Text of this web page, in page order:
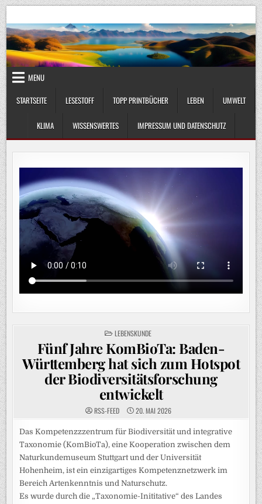
Skip
to
content
UmweltKlima.com
MENU
STARTSEITE
LESESTOFF TOPP PRINTBÜCHER LEBEN UMWELT
KLIMA WISSENSWERTES IMPRESSUM UND DATENSCHUTZ
POSTED
IN
LEBENSKUNDE
Fünf Jahre KomBioTa: Baden-
Württemberg hat sich zum Hotspot
der Biodiversitätsforschung
entwickelt
RSS-FEED 20. MAI 2026
Das Kompetenzzzentrum für Biodiversität und integrative
Taxonomie (KomBioTa), eine Kooperation zwischen dem
Naturkundemuseum Stuttgart und der Universität
Hohenheim, ist ein einzigartiges Kompetenznetzwerk im
Bereich Artenkenntnis und Naturschutz.
Es wurde durch die „Taxonomie-Inititative“ des Landes